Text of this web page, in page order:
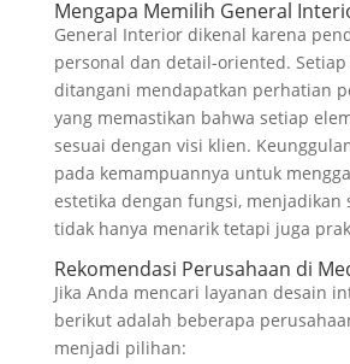
Mengapa Memilih General
General Interior dikenal karena
personal dan detail-oriented. Setiap
ditangani mendapatkan perhatian
yang memastikan bahwa setiap
sesuai dengan visi klien.
pada kemampuannya untuk
estetika dengan fungsi, menjadikan
tidak hanya menarik tetapi juga
Rekomendasi Perusahaan di
Jika Anda mencari layanan desain
berikut adalah beberapa
menjadi pilihan: